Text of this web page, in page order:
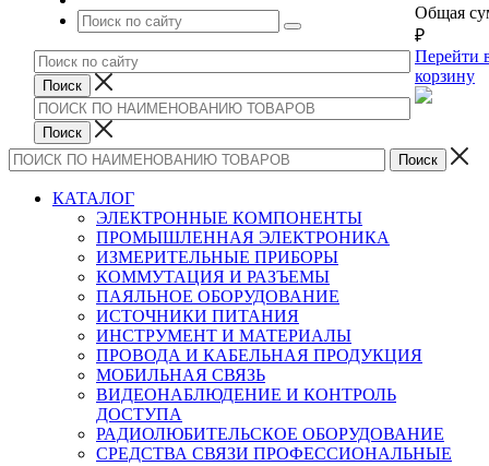
Общая
₽
Перейти
корзину
КАТАЛОГ
ЭЛЕКТРОННЫЕ КОМПОНЕНТЫ
ПРОМЫШЛЕННАЯ ЭЛЕКТРОНИКА
ИЗМЕРИТЕЛЬНЫЕ ПРИБОРЫ
КОММУТАЦИЯ И РАЗЪЕМЫ
ПАЯЛЬНОЕ ОБОРУДОВАНИЕ
ИСТОЧНИКИ ПИТАНИЯ
ИНСТРУМЕНТ И МАТЕРИАЛЫ
ПРОВОДА И КАБЕЛЬНАЯ ПРОДУКЦИЯ
МОБИЛЬНАЯ СВЯЗЬ
ВИДЕОНАБЛЮДЕНИЕ И КОНТРОЛЬ
ДОСТУПА
РАДИОЛЮБИТЕЛЬСКОЕ ОБОРУДОВАНИЕ
СРЕДСТВА СВЯЗИ ПРОФЕССИОНАЛЬНЫЕ